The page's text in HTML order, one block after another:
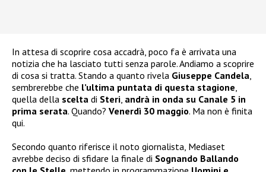
In attesa di scoprire cosa accadrà, poco fa è arrivata una
notizia che ha lasciato tutti senza parole. Andiamo a scoprire
di cosa si tratta. Stando a quanto rivela Giuseppe Candela,
sembrerebbe che l’ultima puntata di questa stagione,
quella della scelta di Steri, andrà in onda su Canale 5 in
prima serata. Quando? Venerdì 30 maggio. Ma non è finita
qui.
Secondo quanto riferisce il noto giornalista, Mediaset
avrebbe deciso di sfidare la finale di Sognando Ballando